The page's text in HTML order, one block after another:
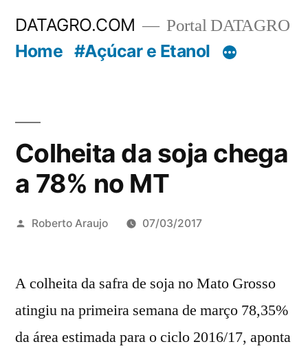
DATAGRO.COM Portal DATAGRO
Home #Açúcar e Etanol
Colheita da soja chega
a 78% no MT
Publicado
Roberto Araujo 07/03/2017
A colheita da safra de soja no Mato Grosso
atingiu na primeira semana de março 78,35%
da área estimada para o ciclo 2016/17, aponta